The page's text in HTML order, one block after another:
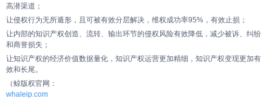
高潜渠道；
让侵权行为无所遁形，且可被有效分层解决，维权成功率95%，有效止损；
让内部的知识产权创造、流转、输出环节的侵权风险有效降低，减少被诉、纠纷
和商誉损失；
让知识产权的经济价值数据量化，知识产权运营更加精细，知识产权变现更加有
效和长尾。
（鲸版权官网：
whaleip.com